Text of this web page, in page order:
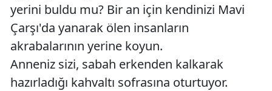
yerini buldu mu? Bir an için kendinizi Mavi
Çarşı'da yanarak ölen insanların
akrabalarının yerine koyun.
Anneniz sizi, sabah erkenden kalkarak
hazırladığı kahvaltı sofrasına oturtuyor.